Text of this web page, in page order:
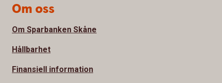
Om oss
Om Sparbanken Skåne
Hållbarhet
Finansiell information